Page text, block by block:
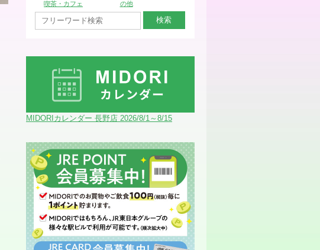
喫茶・カフェ
の他
MIDORIカレンダー 長野店 2026/8/1～8/15